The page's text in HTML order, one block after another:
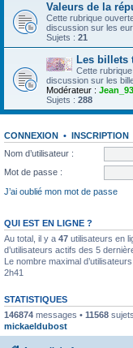
Valeurs de la
Cette rubrique
discussion sur les
Sujets : 21
Les billets
Cette
discussion sur les
Modérateur : Jean_93
Sujets : 288
CONNEXION • INSCRIPTION
Nom d’utilisateur :
Mot de passe :
J’ai oublié mon mot de passe
QUI EST EN LIGNE ?
Au total, il y a 47 utilisateurs en
d’utilisateurs actifs des 5
Le nombre maximal
2h41
STATISTIQUES
146874 messages • 11568
mickaeldubost